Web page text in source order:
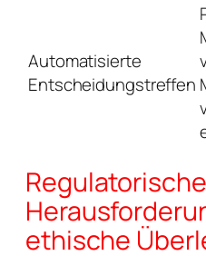
Automatisierte
Entscheidungstreffen
Regulatorische
ethische